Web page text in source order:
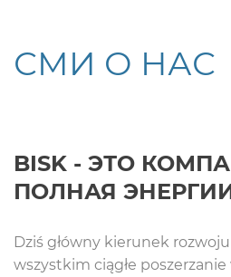
СМИ О НАС
BISK - ЭТО
ПОЛНАЯ
Dziś główny kierunek
wszystkim ciągłe